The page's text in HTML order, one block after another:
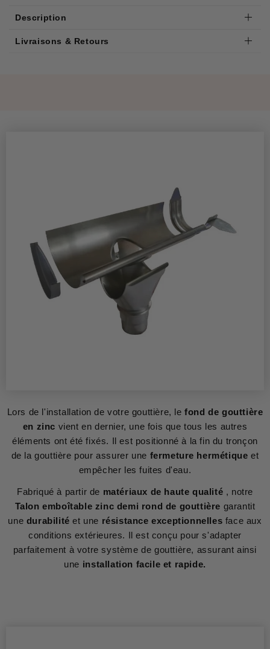
Description
Livraisons & Retours
Lors de l'installation de votre gouttière, lefond de gouttière
en zinc vient en dernier, une fois que tous les autres
éléments ont été fixés. Il est positionné à la fin du tronçon
de la gouttière pour assurer une fermeture hermétique et
empêcher les fuites d'eau.
Fabriqué à partir de matériaux de haute qualité , notre
Talon emboîtable zinc demi rond de gouttière garantit
une durabilité et une résistance exceptionnelles face aux
conditions extérieures. Il est conçu pour s'adapter
parfaitement à votre système de gouttière, assurant ainsi
une installation facile et rapide.